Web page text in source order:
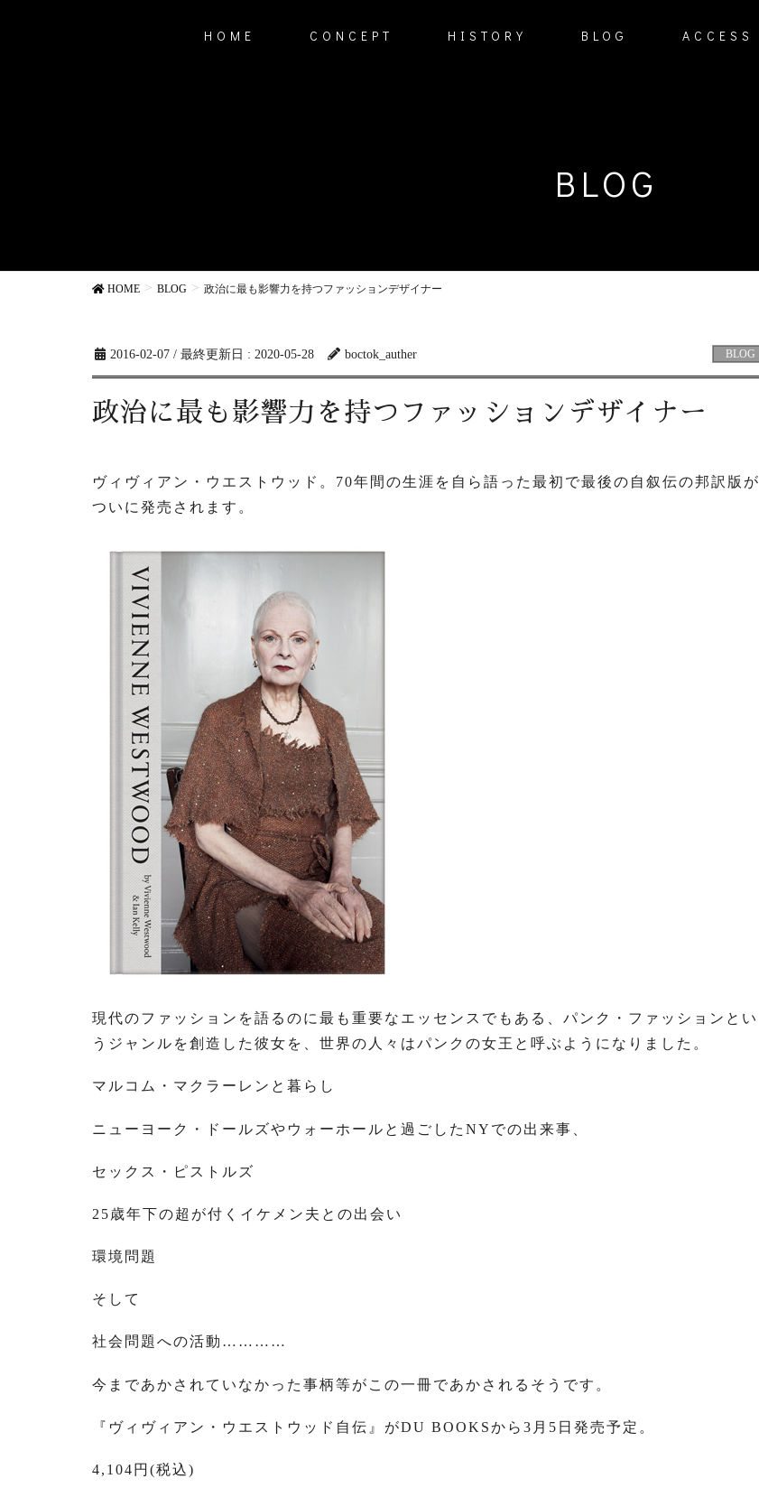
HOME CONCEPT HISTORY BLOG ACCESS
BLOG
HOME BLOG 政治に最も影響力を持つファッションデザイナー
2016-02-07 / 最終更新日 : 2020-05-28 boctok_auther BLOG
政治に最も影響力を持つファッションデザイナー
ヴィヴィアン・ウエストウッド。70年間の生涯を自ら語った最初で最後の自叙伝の邦訳版が
ついに発売されます。
現代のファッションを語るのに最も重要なエッセンスでもある、パンク・ファッションとい
うジャンルを創造した彼女を、世界の人々はパンクの女王と呼ぶようになりました。
マルコム・マクラーレンと暮らし
ニューヨーク・ドールズやウォーホールと過ごしたNYでの出来事、
セックス・ピストルズ
25歳年下の超が付くイケメン夫との出会い
環境問題
そして
社会問題への活動…………
今まであかされていなかった事柄等がこの一冊であかされるそうです。
『ヴィヴィアン・ウエストウッド自伝』がDU BOOKSから3月5日発売予定。
4,104円(税込)